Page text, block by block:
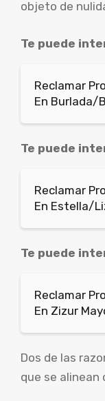
objeto de
Te puede
Reclamar
En Burlada/
Te puede
Reclamar
En Estella/
Te puede
Reclamar
En Zizur
Dos de las
que se alinean